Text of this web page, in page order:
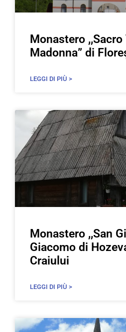
Monastero
Madonna” di
LEGGI DI PIÙ >
Monastero ,,San
Giacomo di
Craiului
LEGGI DI PIÙ >